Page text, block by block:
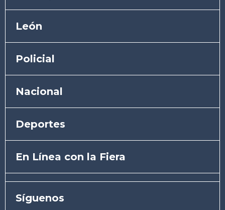
León
Policial
Nacional
Deportes
En Línea con la Fiera
Síguenos